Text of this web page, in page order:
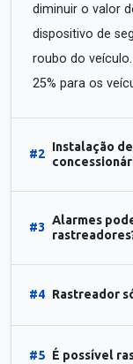
diminuir o valor
dispositivo de
roubo do
25% para os
#2
Instalação
#3
Alarmes
#4 Rastreador
#5 É possível